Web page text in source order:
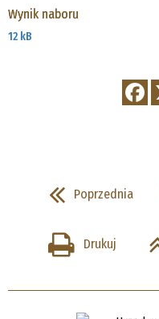
Wynik naboru
12 kB
Poprzednia
Drukuj